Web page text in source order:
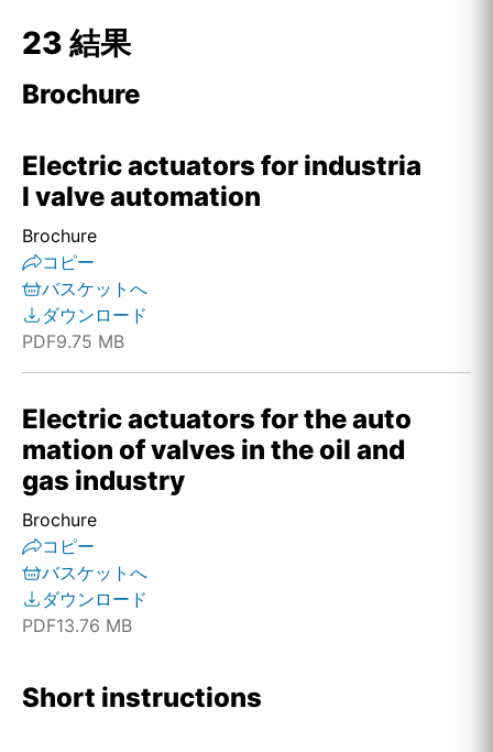
23 結果
Brochure
Electric actuators for industria
l valve automation
Brochure
コピー
バスケットへ
ダウンロード
PDF9.75 MB
Electric actuators for the auto
mation of valves in the oil and
gas industry
Brochure
コピー
バスケットへ
ダウンロード
PDF13.76 MB
Short instructions